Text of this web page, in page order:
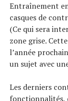
Entraînement
casques de
(Ce qui sera
zone grise.
l’année
un sujet avec
Les derniers
fonctionnalités,